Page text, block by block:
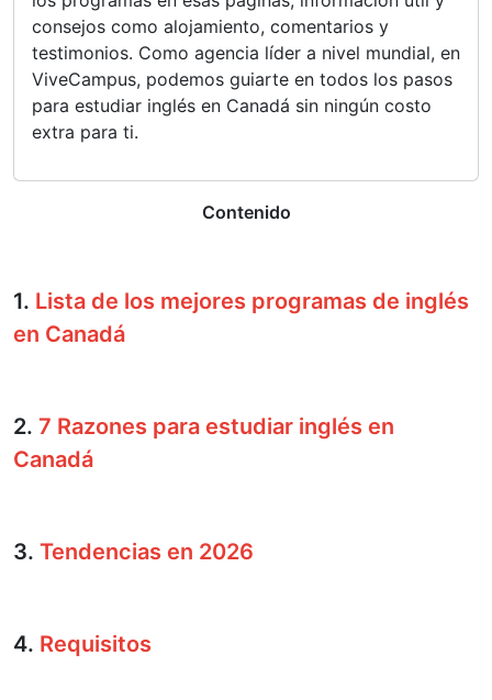
consejos como alojamiento, comentarios y
testimonios. Como agencia líder a nivel mundial, en
ViveCampus, podemos guiarte en todos los pasos
para estudiar inglés en Canadá sin ningún costo
extra para ti.
Contenido
1. Lista de los mejores programas de inglés
en Canadá
2. 7 Razones para estudiar inglés en
Canadá
3. Tendencias en 2026
4. Requisitos